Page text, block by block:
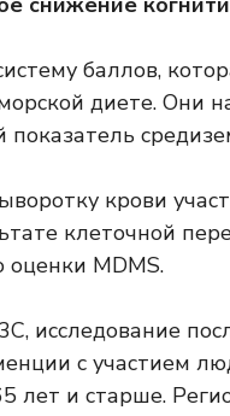
баллов,
диете. Они
крови
клеточной
оценки MDMS.
исследование
с участием
лет и старше.